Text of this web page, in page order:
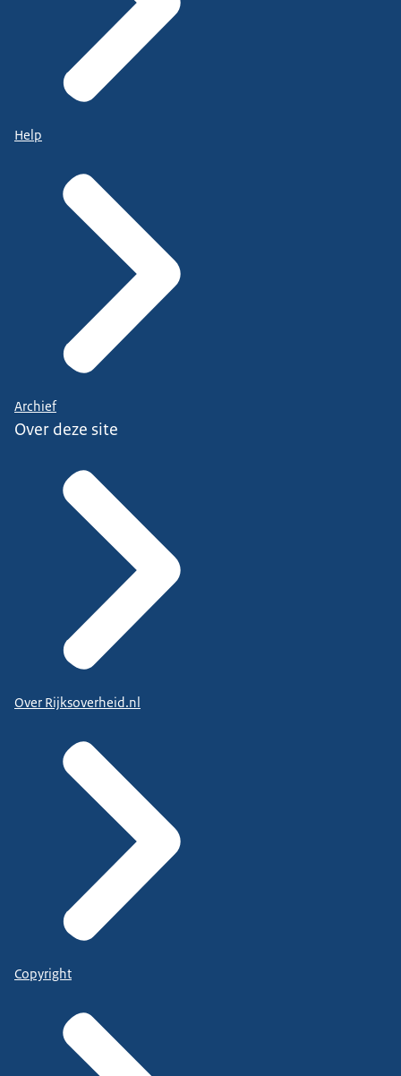
Help
Archief
Over deze site
Over Rijksoverheid.nl
Copyright